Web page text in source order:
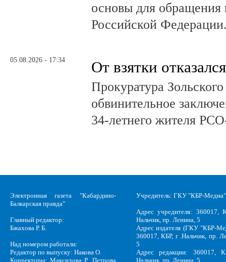
основы для обращения
Российской
05.08.2026 - 17:34 От взятки отказался
Прокуратура
обвинительное
34-летнего жителя
Электронная газета "Кабардино-
Балкарская правда"
Главный редактор:
Бжахова Р. Б.
Над номером работали:
Редактор по выпуску: Накова О.
Корректоры: Максидова Р., Петрова
Учредитель: ГКУ "КБР-Медиа"
Адрес учредителя: 360017,
Нальчик, пр. Ленина, 5
Адрес издателя (ГКУ "КБР-
360017, КБР, г .Нальчик, пр.
5
Адрес редакции: 360017,
Нальчик, пр. Ленина, 5